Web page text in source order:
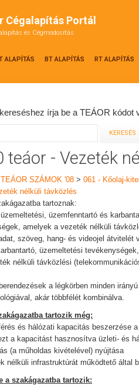
Cégalapítás Portál
és Cégmódosítás
ALAPÍTÁS BT ALAPÍTÁS RT ALAPÍTÁS
írja be a TEÁOR kódot
teáor - Vezeték
TEÁOR SZÁMOK '08 > 061 - Kőolaj-
nélküli távközlés
tartoznak:
üzemfenntartó és
amelyek a vezeték nélküli
szöveg, hang- és videojel átvitelét
üzemeltetési
nélküli távközlési
a légkörben minden
akár többfélét kombinálva.
tartozik még:
és hálózati kapacitás beszerzése
a kapacitást hasznosítva üzleti- és
(a műholdas kivételével) nyújtása
nélküli infrastruktúrát működtető által
a szakágazatba tartozik: